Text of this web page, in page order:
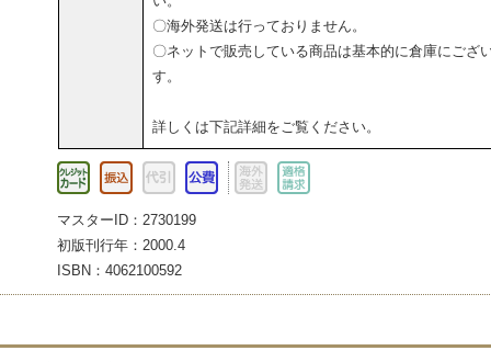
〇海外発送は行っておりません。
〇ネットで販売している商品は基本的に倉庫にござ
す。
詳しくは下記詳細をご覧ください。
マスターID：2730199
初版刊行年：2000.4
ISBN：4062100592